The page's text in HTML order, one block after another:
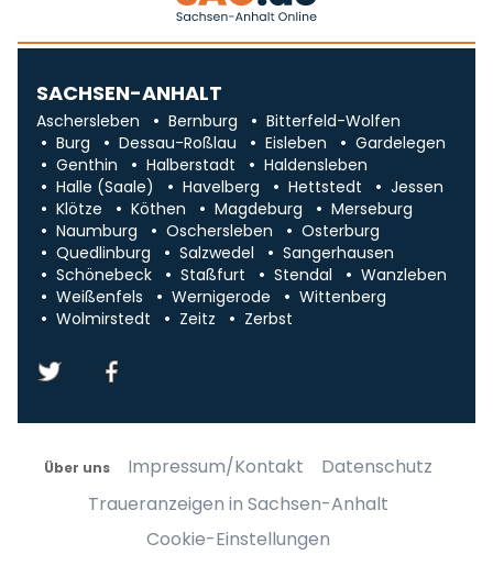
SACHSEN-ANHALT
Aschersleben Bernburg
Bitterfeld-Wolfen
Burg
Dessau-Roßlau Eisleben
Gardelegen
Genthin
Halberstadt
Haldensleben
Halle (Saale)
Havelberg Hettstedt
Jessen
Klötze
Köthen Magdeburg
Merseburg
Naumburg
Oschersleben
Osterburg
Quedlinburg
Salzwedel
Sangerhausen
Schönebeck
Staßfurt Stendal
Wanzleben
Weißenfels
Wernigerode
Wittenberg
Wolmirstedt
Zeitz Zerbst
Über uns Impressum/Kontakt
Datenschutz
Traueranzeigen in Sachsen-Anhalt
Cookie-Einstellungen